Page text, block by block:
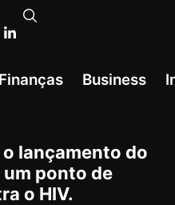
Business
lançamento do
ponto de
o HIV.